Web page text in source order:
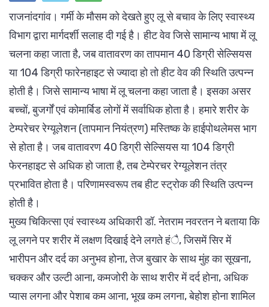
राजनांदगांव। गर्मी के मौसम को देखते हुए लू से बचाव के लिए स्वास्थ्य
विभाग द्वारा मार्गदर्शी सलाह दी गई है। हीट वेव जिसे सामान्य भाषा में लू
चलना कहा जाता है, जब वातावरण का तापमान 40 डिग्री सेल्सियस
या 104 डिग्री फारेनहाइट से ज्यादा हो तो हीट वेव की स्थिति उत्पन्न
होती है। जिसे सामान्य भाषा में लू चलना कहा जाता है। इसका असर
बच्चों, बुजर्गों एवं कोमार्बिड लोगों में सर्वाधिक होता है। हमारे शरीर के
टेम्परेचर रेग्यूलेशन (तापमान नियंत्रण) मस्तिष्क के हाईपोथलेमस भाग
से होता है। जब वातावरण 40 डिग्री सेल्सियस या 104 डिग्री
फेरनहाइट से अधिक हो जाता है, तब टेम्पेरचर रेग्यूलेशन तंत्र
प्रभावित होता है। परिणामस्वरूप तब हीट स्ट्रोक की स्थिति उत्पन्न
होती है।
मुख्य चिकित्सा एवं स्वास्थ्य अधिकारी डॉ. नेतराम नवरतन ने बताया कि
लू लगने पर शरीर में लक्षण दिखाई देने लगते हंै, जिसमें सिर में
भारीपन और दर्द का अनुभव होना, तेज बुखार के साथ मुंह का सूखना,
चक्कर और उल्टी आना, कमजोरी के साथ शरीर में दर्द होना, अधिक
प्यास लगना और पेशाब कम आना, भूख कम लगना, बेहोश होना शामिल